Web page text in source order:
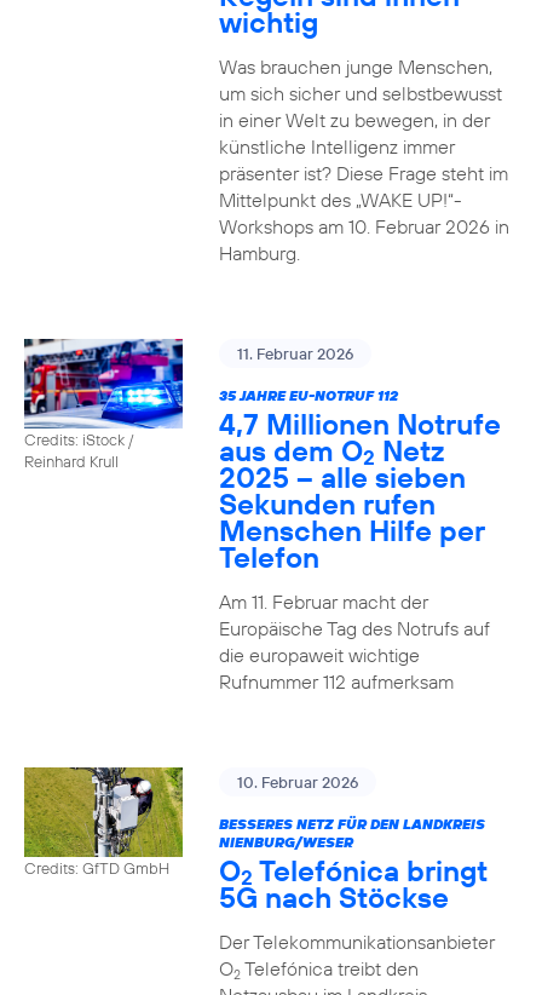
wichtig
Was brauchen junge Menschen,
um sich sicher und selbstbewusst
in einer Welt zu bewegen, in der
künstliche Intelligenz immer
präsenter ist? Diese Frage steht im
Mittelpunkt des „WAKE UP!“-
Workshops am 10. Februar 2026 in
Hamburg.
Credits: iStock /
Reinhard Krull
11. Februar 2026
35 JAHRE EU-NOTRUF 112
4,7 Millionen Notrufe
aus dem O2 Netz
2025 – alle sieben
Sekunden rufen
Menschen Hilfe per
Telefon
Am 11. Februar macht der
Europäische Tag des Notrufs auf
die europaweit wichtige
Rufnummer 112 aufmerksam
Credits: GfTD GmbH
10. Februar 2026
BESSERES NETZ FÜR DEN LANDKREIS
NIENBURG/WESER
O2 Telefónica bringt
5G nach Stöckse
Der Telekommunikationsanbieter
O2Telefónica treibt den